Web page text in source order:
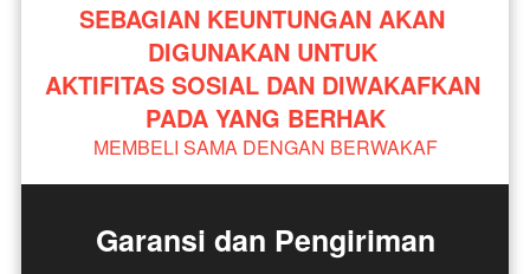
SEBAGIAN KEUNTUNGAN AKAN
DIGUNAKAN UNTUK
AKTIFITAS SOSIAL DAN DIWAKAFKAN
PADA YANG BERHAK
MEMBELI SAMA DENGAN BERWAKAF
Garansi dan Pengiriman